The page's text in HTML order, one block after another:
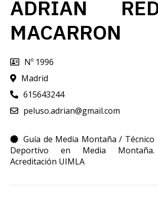
ADRIAN
MACARRON
Nº 1996
Madrid
615643244
peluso.adrian@gmail.com
Guía de Media Montaña / Técnico
Deportivo en Media Montaña.
Acreditación UIMLA